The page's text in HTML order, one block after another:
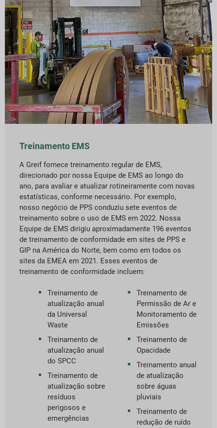
Treinamento EMS
A Greif fornece treinamento regular de EMS,
direcionado por nossa Equipe de EMS ao longo do
ano, para avaliar e atualizar rotineiramente com novas
estatísticas, conforme necessário. Por exemplo,
nosso negócio de PPS conduziu sete eventos de
treinamento sobre o uso de EMS em 2022. Nossa
Equipe de EMS dirigiu aproximadamente 196 eventos
de treinamento de conformidade em sites de PPS e
GIP na América do Norte, bem como em todos os
sites da EMEA em 2021. Esses eventos de
treinamento de conformidade incluem:
Treinamento de
atualização anual
da Universal
Waste
Treinamento de
atualização anual
do SPCC
Treinamento de
atualização sobre
resíduos
perigosos e
emergências
Treinamento de
Permissão de Ar e
Monitoramento de
Emissões
Treinamento de
Opacidade
Treinamento anual
de atualização
sobre águas
pluviais
Treinamento de
redução de ruído